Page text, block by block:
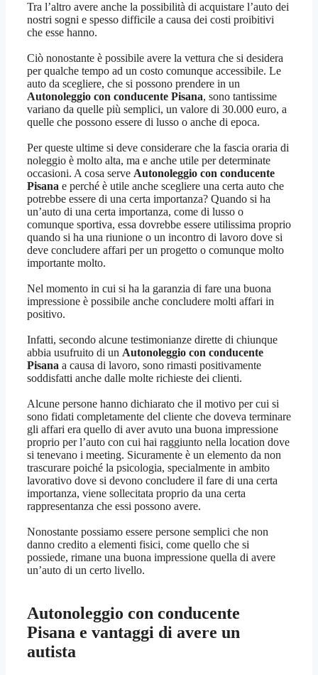
Tra l’altro avere anche la possibilità di acquistare l’auto dei
nostri sogni e spesso difficile a causa dei costi proibitivi
che esse hanno.
Ciò nonostante è possibile avere la vettura che si desidera
per qualche tempo ad un costo comunque accessibile. Le
auto da scegliere, che si possono prendere in un
Autonoleggio con conducente Pisana, sono tantissime
variano da quelle più semplici, un valore di 30.000 euro, a
quelle che possono essere di lusso o anche di epoca.
Per queste ultime si deve considerare che la fascia oraria di
noleggio è molto alta, ma e anche utile per determinate
occasioni. A cosa serve Autonoleggio con conducente
Pisana e perché è utile anche scegliere una certa auto che
potrebbe essere di una certa importanza? Quando si ha
un’auto di una certa importanza, come di lusso o
comunque sportiva, essa dovrebbe essere utilissima proprio
quando si ha una riunione o un incontro di lavoro dove si
deve concludere affari per un progetto o comunque molto
importante molto.
Nel momento in cui si ha la garanzia di fare una buona
impressione è possibile anche concludere molti affari in
positivo.
Infatti, secondo alcune testimonianze dirette di chiunque
abbia usufruito di un Autonoleggio con conducente
Pisana a causa di lavoro, sono rimasti positivamente
soddisfatti anche dalle molte richieste dei clienti.
Alcune persone hanno dichiarato che il motivo per cui si
sono fidati completamente del cliente che doveva terminare
gli affari era quello di aver avuto una buona impressione
proprio per l’auto con cui hai raggiunto nella location dove
si tenevano i meeting. Sicuramente è un elemento da non
trascurare poiché la psicologia, specialmente in ambito
lavorativo dove si devono concludere il fare di una certa
importanza, viene sollecitata proprio da una certa
rappresentanza che essi possono avere.
Nonostante possiamo essere persone semplici che non
danno credito a elementi fisici, come quello che si
possiede, rimane una buona impressione quella di avere
un’auto di un certo livello.
Autonoleggio con conducente
Pisana e vantaggi di avere un
autista